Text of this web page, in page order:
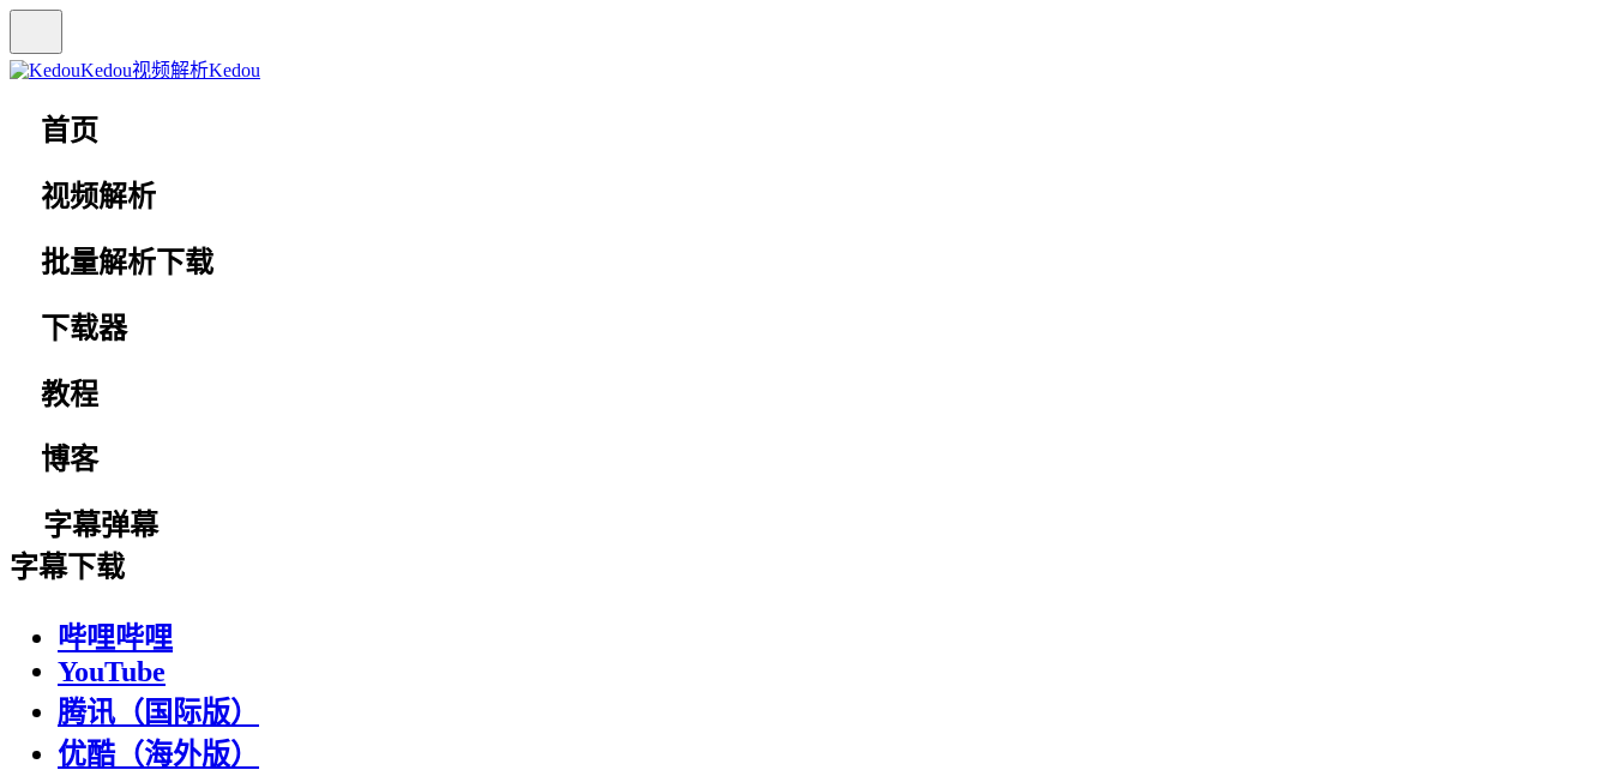
Kedou视频解析Kedou
首页
视频解析
批量解析下载
下载器
教程
博客
字幕弹幕
字幕下载
哔哩哔哩
YouTube
腾讯（国际版）
优酷（海外版）